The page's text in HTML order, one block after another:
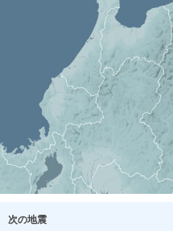
次の地震